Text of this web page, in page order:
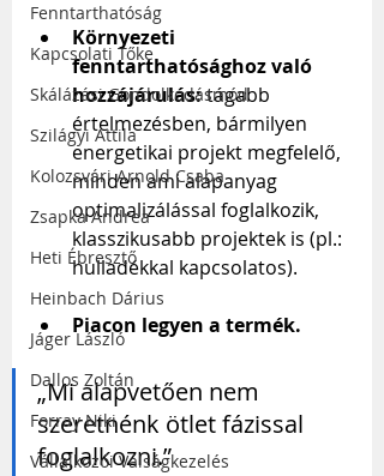
Fenntarthatóság
Kapcsolati Tőke
Skálázási Gondolkodásmód
Szilágyi Attila
Kolozsvári Arnold Csaba
Zsapka Andrea
Heti Ébresztő
Heinbach Dárius
Jáger László
Dallos Zoltán
Forray Niki
Vállalkozói Válságkezelés
Környezeti
fenntarthatósághoz való
hozzájárulás: tágabb
értelmezésben, bármilyen
energetikai projekt megfelelő,
minden ami alapanyag
optimalizálással foglalkozik,
klasszikusabb projektek is (pl.:
hulladékkal kapcsolatos).
Piacon legyen a termék.
„Mi alapvetően nem
szeretnénk ötlet fázissal
foglalkozni.”